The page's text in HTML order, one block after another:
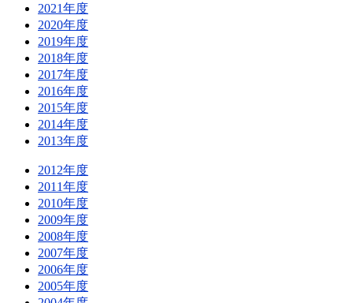
2021年度
2020年度
2019年度
2018年度
2017年度
2016年度
2015年度
2014年度
2013年度
2012年度
2011年度
2010年度
2009年度
2008年度
2007年度
2006年度
2005年度